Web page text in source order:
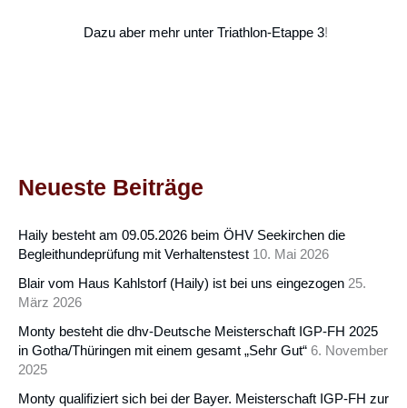
Neueste Beiträge
Haily besteht am 09.05.2026 beim ÖHV Seekirchen die
Begleithundeprüfung mit Verhaltenstest 10. Mai 2026
Blair vom Haus Kahlstorf (Haily) ist bei uns eingezogen 25.
März 2026
Monty besteht die dhv-Deutsche Meisterschaft IGP-FH 2025
in Gotha/Thüringen mit einem gesamt „Sehr Gut“ 6. November
2025
Monty qualifiziert sich bei der Bayer. Meisterschaft IGP-FH zur
Dazu aber mehr unter Triathlon-Etappe 3!